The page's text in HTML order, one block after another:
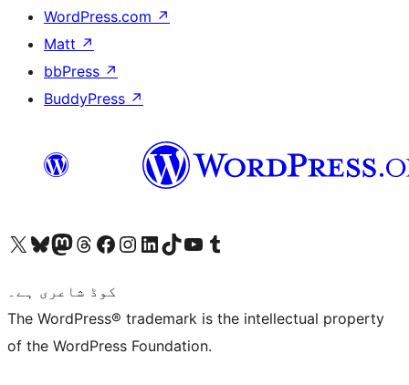
WordPress.com ↗
Matt ↗
bbPress ↗
BuddyPress ↗
Visit our X (formerly Twitter) account
ہمارے بلیواسکائی اکاؤنٹ پر جائیں
Visit our Mastodon account
ہمارے ٹھریڈز اکاؤنٹ پر جائیں
Visit our Facebook page
Visit our Instagram account
Visit our LinkedIn account
ہمارے ٹک ٹاک اکاؤنٹ پر جائیں
Visit our YouTube channel
ہمارے ٹمبلر اکاؤنٹ پر جائیں
کوڈ شاعری ہے۔
The WordPress® trademark is the intellectual property
of the WordPress Foundation.